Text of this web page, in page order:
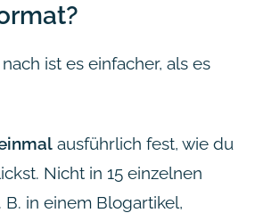
ist es einfacher, als es
ausführlich fest, wie du
Nicht in 15 einzelnen
B. in einem Blogartikel,